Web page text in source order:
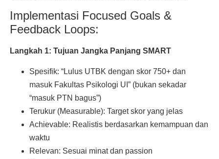
Implementasi Focused Goals &
Feedback Loops:
Langkah 1: Tujuan Jangka Panjang SMART
Spesifik: “Lulus UTBK dengan skor 750+ dan
masuk Fakultas Psikologi UI” (bukan sekadar
“masuk PTN bagus”)
Terukur (Measurable): Target skor yang jelas
Achievable: Realistis berdasarkan kemampuan dan
waktu
Relevan: Sesuai minat dan passion